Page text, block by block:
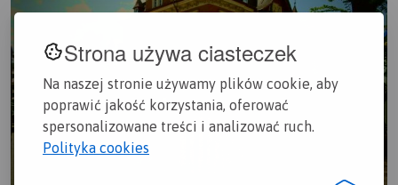
Strona używa ciasteczek
Na naszej stronie używamy plików cookie, aby
poprawić jakość korzystania, oferować
spersonalizowane treści i analizować ruch.
Polityka cookies